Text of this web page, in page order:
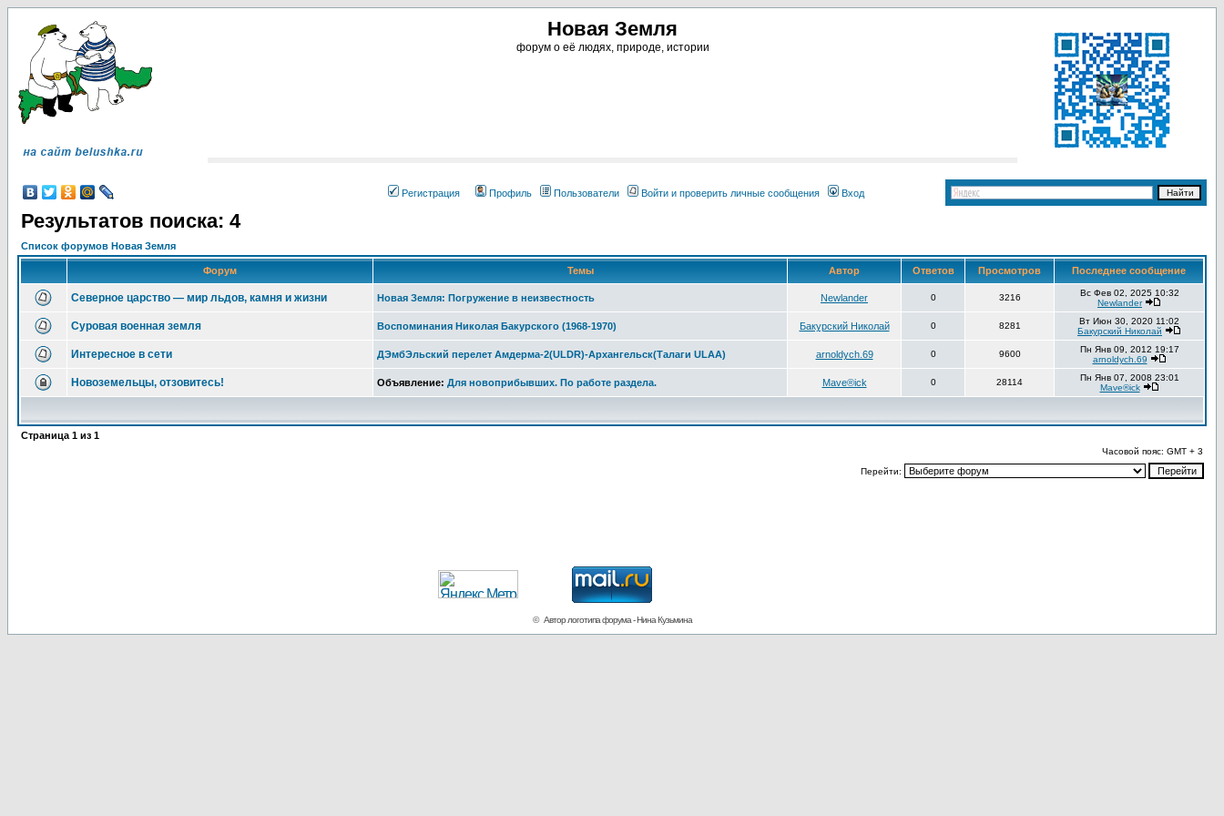
Новая Земля
форум о её людях, природе, истории
Регистрация Профиль Пользователи Войти и проверить личные сообщения Вход
Результатов поиска: 4
Список форумов Новая Земля
Форум Темы Автор Ответов Просмотров Последнее сообщение
Северное царство — мир льдов, камня и жизни Новая Земля: Погружение в неизвестность Newlander 0 3216
Вс Фев 02, 2025 10:32
Newlander
Суровая военная земля Воспоминания Николая Бакурского (1968-1970) Бакурский Николай 0 8281
Вт Июн 30, 2020 11:02
Бакурский Николай
Интересное в сети ДЭмбЭльский перелет Амдерма-2(ULDR)-Архангельск(Талаги ULAA) arnoldych.69 0 9600
Пн Янв 09, 2012 19:17
arnoldych.69
Новоземельцы, отзовитесь! Объявление: Для новоприбывших. По работе раздела. Mave®ick 0 28114
Пн Янв 07, 2008 23:01
Mave®ick
Страница 1 из 1
Часовой пояс: GMT + 3
Перейти:
© Автор логотипа форума - Нина Кузьмина